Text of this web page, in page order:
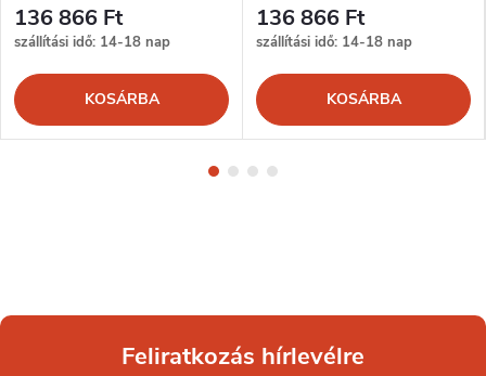
136 866 Ft
szállítási idő: 14-18 nap
KOSÁRBA
136 866 Ft
szállítási idő: 14-18 nap
KOSÁRBA
Feliratkozás hírlevélre